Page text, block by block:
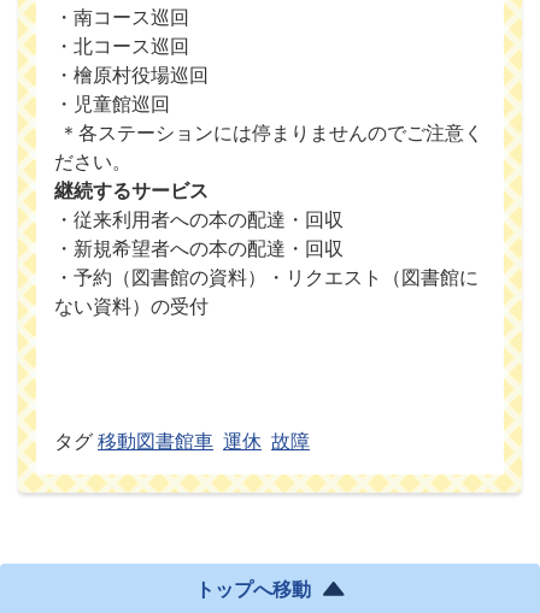
・南コース巡回
・北コース巡回
・檜原村役場巡回
・児童館巡回
＊各ステーションには停まりませんのでご注意く
ださい。
継続するサービス
・従来利用者への本の配達・回収
・新規希望者への本の配達・回収
・予約（図書館の資料）・リクエスト（図書館に
ない資料）の受付
タグ 移動図書館車 運休 故障
トップへ移動